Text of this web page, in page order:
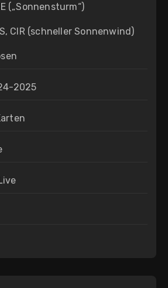
(„Sonnensturm“)
CIR (schneller Sonnenwind)
2025